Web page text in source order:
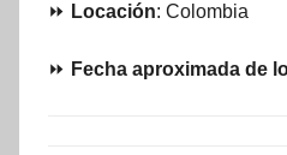
⏩ Locación: Colombia
⏩ Fecha aproximada de